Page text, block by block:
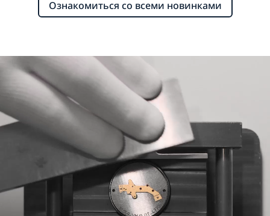
Ознакомиться со всеми новинками